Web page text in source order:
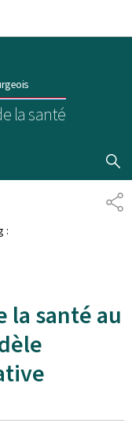
la santé
:
la santé au